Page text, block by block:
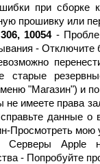
при сборке
прошивку или
10054-
- Отключите
старые
"Магазин") и
имеете права
данные о
Просмотреть мою
Apple
- Попробуйте